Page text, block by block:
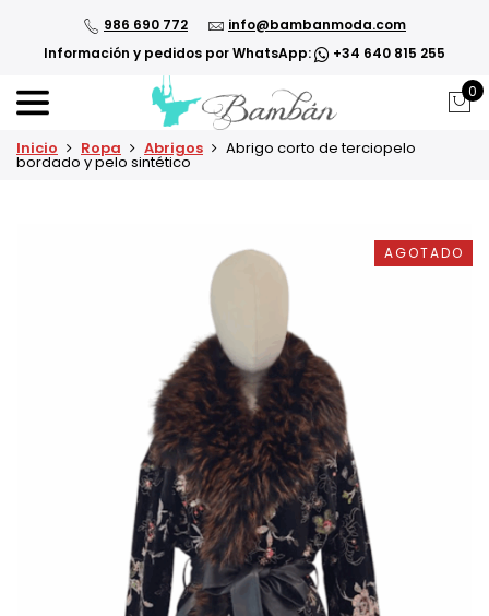
986 690 772
info@bambanmoda.com
Información y pedidos por WhatsApp:
+34 640 815 255
0
Inicio Ropa Abrigos Abrigo corto de terciopelo
bordado y pelo sintético
AGOTADO